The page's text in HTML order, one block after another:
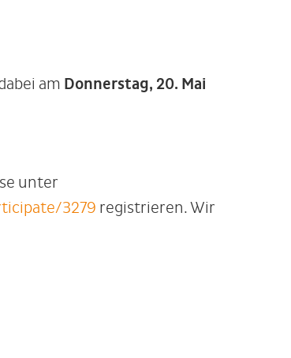
am Donnerstag, 20. Mai
unter
3279 registrieren. Wir